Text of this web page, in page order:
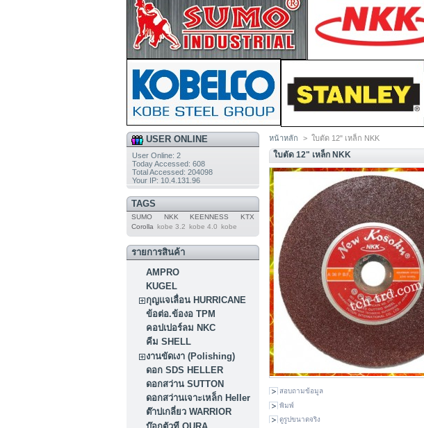
USER ONLINE
User Online: 2
Today Accessed: 608
Total Accessed: 204098
Your IP: 10.4.131.96
TAGS
SUMO NKK KEENNESS
KTX
Corolla kobe 3.2 kobe 4.0 kobe
รายการสินค้า
AMPRO
KUGEL
กุญแจเลื่อน HURRICANE
ข้อต่อ.ข้องอ TPM
คอปเปอร์ลม NKC
คีม SHELL
งานขัดเงา (Polishing)
ดอก SDS HELLER
ดอกสว่าน SUTTON
ดอกสว่านเจาะเหล็ก Heller
ต๊าปเกลี่ยว WARRIOR
หน้าหลัก > ใบตัด 12" เหล็ก NKK
ใบตัด 12" เหล็ก NKK
สอบถามข้อมูล
พิมพ์
ดูรูปขนาดจริง